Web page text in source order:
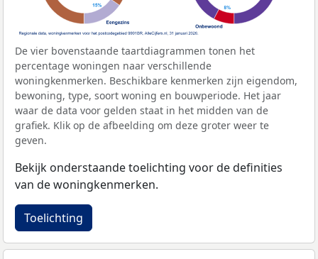
De vier bovenstaande taartdiagrammen tonen het
percentage woningen naar verschillende
woningkenmerken. Beschikbare kenmerken zijn eigendom,
bewoning, type, soort woning en bouwperiode. Het jaar
waar de data voor gelden staat in het midden van de
grafiek. Klik op de afbeelding om deze groter weer te
geven.
Bekijk onderstaande toelichting voor de definities
van de woningkenmerken.
Toelichting